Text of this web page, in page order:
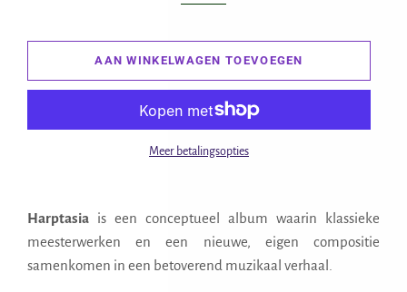
AAN WINKELWAGEN TOEVOEGEN
Meer betalingsopties
Harptasia is een conceptueel album waarin klassieke
meesterwerken en een nieuwe, eigen compositie
samenkomen in een betoverend muzikaal verhaal.